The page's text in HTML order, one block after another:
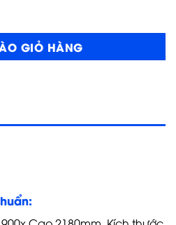
xe số lượng
GIỎ HÀNG